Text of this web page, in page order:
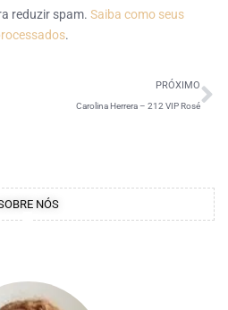
reduzir spam. Saiba como seus
.
PRÓXIMO
Carolina Herrera – 212 VIP Rosé
NÓS